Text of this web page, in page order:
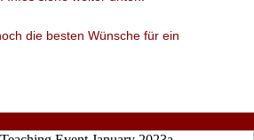
die besten Wünsche für ein